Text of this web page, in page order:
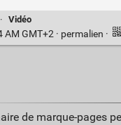
· Vidéo
GMT+2 · permalien ·
de marque-pages